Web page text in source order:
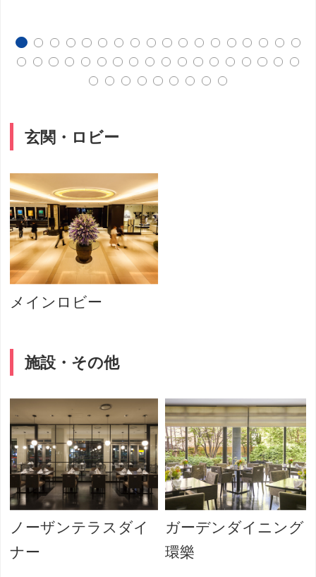
玄関・ロビー
メインロビー
施設・その他
ノーザンテラスダイ
ナー
ガーデンダイニング
環樂